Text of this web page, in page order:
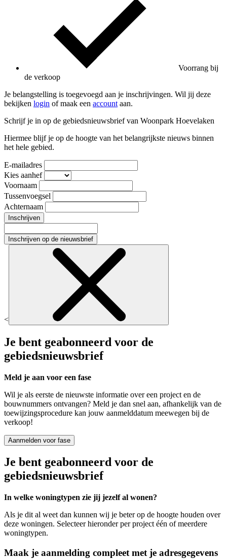
Voorrang bij
de verkoop
Je belangstelling is toegevoegd aan je inschrijvingen. Wil jij deze
bekijken login of maak een account aan.
Schrijf je in op de gebiedsnieuwsbrief van Woonpark Hoevelaken
Hiermee blijf je op de hoogte van het belangrijkste nieuws binnen
het hele gebied.
E-mailadres
Kies aanhef
Voornaam
Tussenvoegsel
Achternaam
Inschrijven
Inschrijven op de nieuwsbrief
<
Je bent geabonneerd voor de
gebiedsnieuwsbrief
Meld je aan voor een fase
Wil je als eerste de nieuwste informatie over een project en de
bouwnummers ontvangen? Meld je dan snel aan, afhankelijk van de
toewijzingsprocedure kan jouw aanmelddatum meewegen bij de
verkoop!
Aanmelden voor fase
Je bent geabonneerd voor de
gebiedsnieuwsbrief
In welke woningtypen zie jij jezelf al wonen?
Als je dit al weet dan kunnen wij je beter op de hoogte houden over
deze woningen. Selecteer hieronder per project één of meerdere
woningtypen.
Maak je aanmelding compleet met je adresgegevens